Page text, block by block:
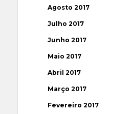
Agosto 2017
Julho 2017
Junho 2017
Maio 2017
Abril 2017
Março 2017
Fevereiro 2017